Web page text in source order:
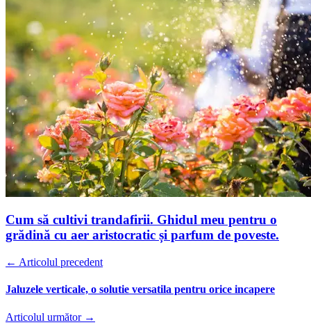
Cum să cultivi trandafirii. Ghidul meu pentru o
grădină cu aer aristocratic și parfum de poveste.
← Articolul precedent
Jaluzele verticale, o solutie versatila pentru orice incapere
Articolul următor →